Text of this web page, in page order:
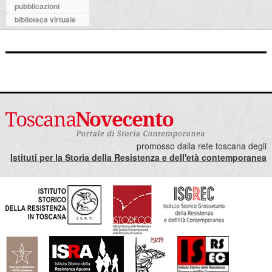
pubblicazioni
biblioteca virtuale
promosso dalla rete toscana degli
Istituti per la Storia della Resistenza e dell'età contemporanea